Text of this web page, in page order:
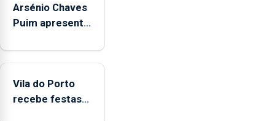
Arsénio Chaves
Puim apresenta
Biblioteca de
Vila do Porto
recebe festas